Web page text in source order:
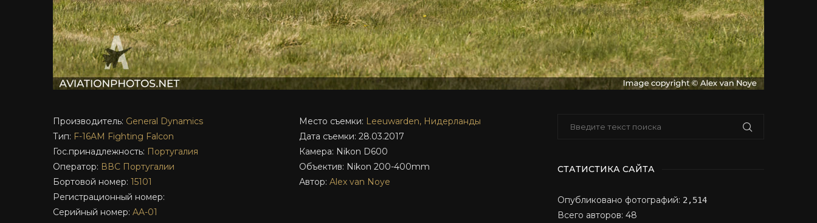
Производитель: General Dynamics
Тип: F-16AM Fighting Falcon
Гос.принадлежность: Португалия
Оператор: ВВС Португалии
Бортовой номер: 15101
Регистрационный номер:
Серийный номер: AA-01
Место съемки: Leeuwarden, Нидерланды
Дата съемки: 28.03.2017
Камера: Nikon D600
Объектив: Nikon 200-400mm
Автор: Alex van Noye
СТАТИСТИКА САЙТА
Опубликовано фотографий: 2,514
Всего авторов: 48